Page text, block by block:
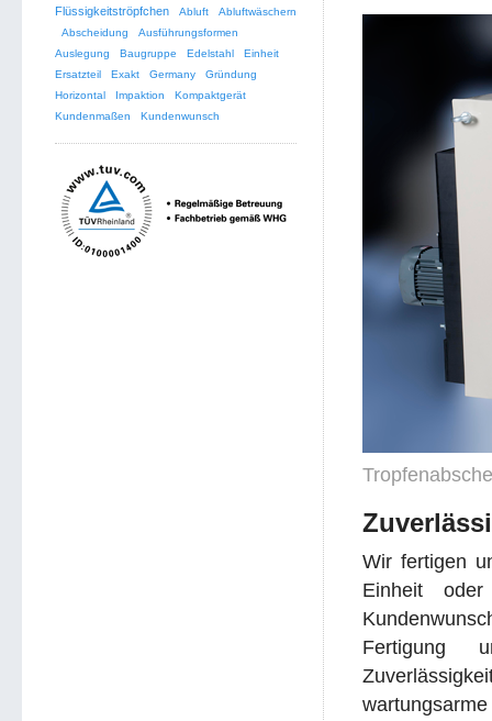
Flüssigkeitströpfchen
Abluft
Abluftwäschern
Abscheidung
Ausführungsformen
Auslegung
Baugruppe Edelstahl
Einheit
Ersatzteil
Exakt Germany
Gründung
Horizontal
Impaktion
Kompaktgerät
Kundenmaßen
Kundenwunsch
Wir fertigen
Einheit oder
Fertigung